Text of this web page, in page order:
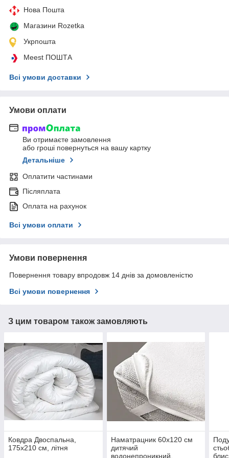
Нова Пошта
Магазини Rozetka
Укрпошта
Meest ПОШТА
Всі умови доставки
Умови оплати
Ви отримаєте замовлення
або гроші повернуться на вашу картку
Детальніше
Оплатити частинами
Післяплата
Оплата на рахунок
Всі умови оплати
Умови повернення
Повернення товару впродовж 14 днів за домовленістю
Всі умови повернення
З цим товаром також замовляють
Ковдра Двоспальна,
175х210 см, літня
Наматрацник 60х120 см
дитячий
водонепроникний,